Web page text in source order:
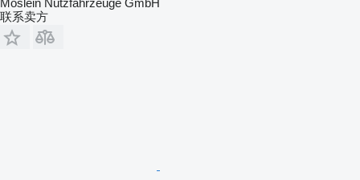
Möslein Nutzfahrzeuge GmbH
联系卖方